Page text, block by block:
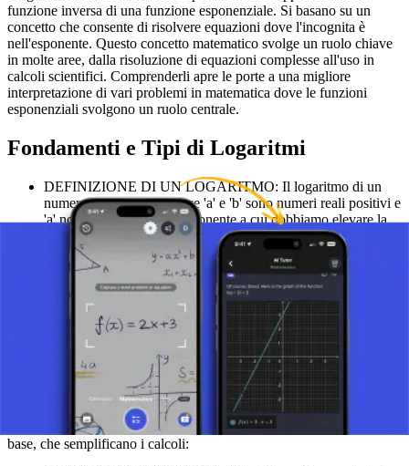
funzione inversa di una funzione esponenziale. Si basano su un
concetto che consente di risolvere equazioni dove l'incognita è
nell'esponente. Questo concetto matematico svolge un ruolo chiave
in molte aree, dalla risoluzione di equazioni complesse all'uso in
calcoli scientifici. Comprenderli apre le porte a una migliore
interpretazione di vari problemi in matematica dove le funzioni
esponenziali svolgono un ruolo centrale.
Fondamenti e Tipi di Logaritmi
DEFINIZIONE DI UN LOGARITMO: Il logaritmo di un
numero 'b' in base 'a' (dove 'a' e 'b' sono numeri reali positivi e
'a' non è uguale a 1) è l'esponente a cui dobbiamo elevare la
base 'a' per ottenere il numero 'b'. Simbolicamente, questo è
espresso come log_a(b) = x, che significa a^x = b.
LOGARITMI NATURALI (ln): Un tipo speciale di
logaritmo dove la base è il numero di Eulero 'e'
(approssimativamente uguale a 2,71828). I logaritmi naturali
svolgono un ruolo importante nel calcolo e sono denotati
come ln(x). (I logaritmi comuni, base 10, sono anche
frequentemente usati e spesso denotati come log(x)).
Regole dei Logaritmi
Quando si lavora con i logaritmi, si applicano le seguenti regole
base, che semplificano i calcoli: